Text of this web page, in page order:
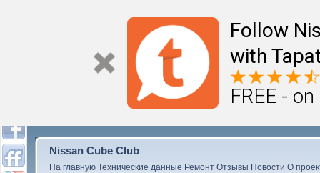
Follow
with
FREE -
Nissan Cube Club
На главную Технические данные Ремонт Отзывы Новости О